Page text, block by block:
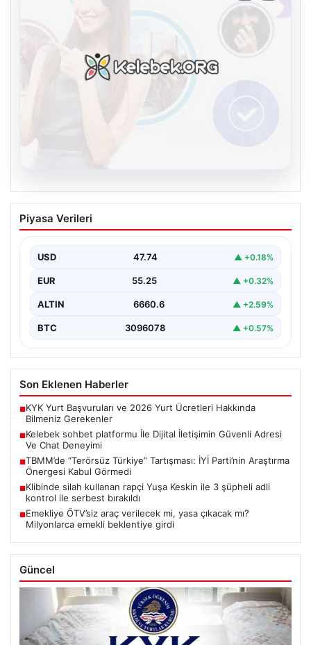
08.08.2026
Kelebek sohbet platformu İle Dijital
İletişimin Güvenli Adresi Ve Chat
İnternet çağında insanların güvenli bir biçimde bağlantı
Piyasa Verileri
USD 47.74 ▲ +0.18%
EUR 55.25 ▲ +0.32%
ALTIN 6660.6 ▲ +2.59%
BTC 3096078 ▲ +0.57%
Son Eklenen Haberler
■KYK Yurt Başvuruları ve 2026 Yurt Ücretleri Hakkında
Bilmeniz Gerekenler
■Kelebek sohbet platformu İle Dijital İletişimin Güvenli Adresi
Ve Chat Deneyimi
■TBMM’de “Terörsüz Türkiye” Tartışması: İYİ Parti’nin Araştırma
Önergesi Kabul Görmedi
■Klibinde silah kullanan rapçi Yuşa Keskin ile 3 şüpheli adli
kontrol ile serbest bırakıldı
■Emekliye ÖTV’siz araç verilecek mi, yasa çıkacak mı?
Milyonlarca emekli beklentiye girdi
Güncel